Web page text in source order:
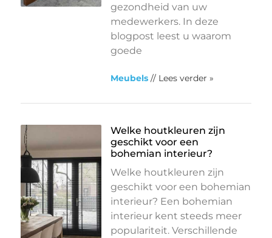
gezondheid van uw
medewerkers. In deze
blogpost leest u waarom
goede
Meubels // Lees verder »
Welke houtkleuren zijn
geschikt voor een
bohemian interieur?
Welke houtkleuren zijn
geschikt voor een bohemian
interieur? Een bohemian
interieur kent steeds meer
populariteit. Verschillende